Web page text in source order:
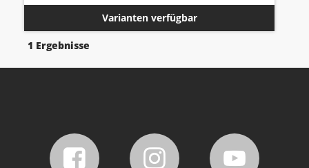
Varianten verfügbar
1 Ergebnisse